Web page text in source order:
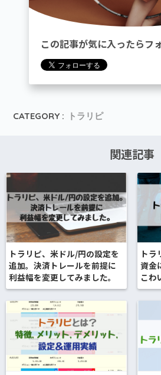
この記事が気に入ったらフ
CATEGORY : トラリピ
関連記事
トラリピ、米ドル/円の設定を
追加。決済トレールを前提に
利益幅を変更してみました。
トラ
資金
こわ